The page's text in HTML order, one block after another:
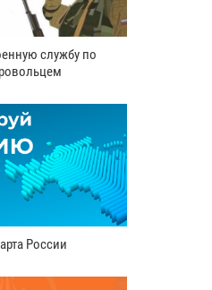
службу по
России